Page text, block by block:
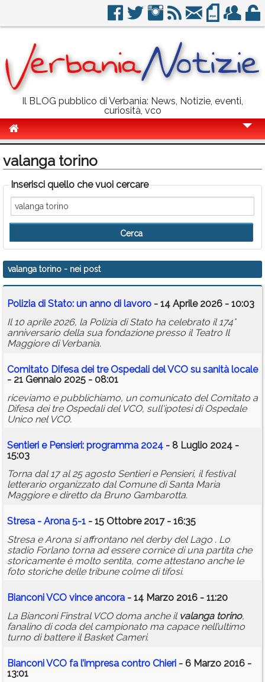
Il BLOG pubblico di Verbania: News, Notizie, eventi,
curiosità, vco
Politica
Sport
Eventi
Info Utili
Rubriche
Calendario
Annunci
valanga torino
Inserisci quello che vuoi cercare
valanga torino - nei post
Polizia di Stato: un anno di lavoro - 14 Aprile 2026 - 10:03
Il 10 aprile 2026, la Polizia di Stato ha celebrato il 174°
anniversario della sua fondazione presso il Teatro Il
Maggiore di Verbania.
Comitato Difesa dei tre Ospedali del VCO su sanità locale
- 21 Gennaio 2025 - 08:01
riceviamo e pubblichiamo, un comunicato del Comitato a
Difesa dei tre Ospedali del VCO, sull'ipotesi di Ospedale
Unico nel VCO.
Sentieri e Pensieri: programma 2024 - 8 Luglio 2024 -
15:03
Torna dal 17 al 25 agosto Sentieri e Pensieri, il festival
letterario organizzato dal Comune di Santa Maria
Maggiore e diretto da Bruno Gambarotta.
Stresa - Arona 5-1 - 15 Ottobre 2017 - 16:35
Stresa e Arona si affrontano nel derby del Lago . Lo
stadio Forlano torna ad essere cornice di una partita che
storicamente è molto sentita, come attestano anche le
foto storiche delle tribune colme di tifosi.
Bianconi VCO vince ancora - 14 Marzo 2016 - 11:20
La Bianconi Finstral VCO doma anche il valanga torino,
fanalino di coda del campionato ma capace nell’ultimo
turno di battere il Basket Cameri.
Bianconi VCO fa l’impresa contro Chieri - 6 Marzo 2016 -
13:01